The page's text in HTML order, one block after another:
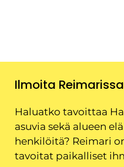
Ilmoita Reimarissa
Haluatko tavoittaa
asuvia sekä alueen
henkilöitä? Reimari
tavoitat paikalliset